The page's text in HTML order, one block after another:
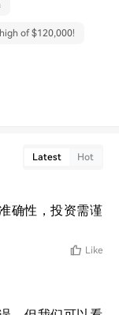
of $120,000!
Latest Hot
确性，投资需谨
Like